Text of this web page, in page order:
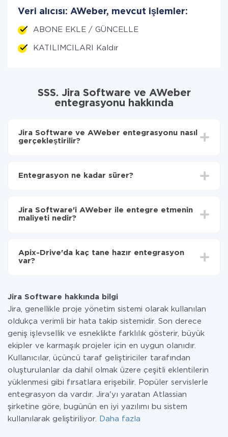
Veri alıcısı: AWeber, mevcut işlemler:
ABONE EKLE / GÜNCELLE
KATILIMCILARI Kaldır
SSS. Jira Software ve AWeber
entegrasyonu hakkında
Jira Software ve AWeber entegrasyonu nasıl
gerçekleştirilir?
aktarılacağını seçin
AWeber'ye aktarılacaktır.
Entegrasyon ne kadar sürer?
olarak, 10-15 dakika sürer.
Jira Software'i AWeber ile entegre etmenin
maliyeti nedir?
Hizmetimiz aracılığıyla yalnızca bir sisteminizden
diğerine aktarılan veri miktarı için ödeme yaparsınız.
Apix-Drive'da kaç tane hazır entegrasyon
var?
Jira Software hakkında bilgi
Jira, genellikle proje yönetim sistemi olarak kullanılan
oldukça verimli bir hata takip sistemidir. Son derece
geniş işlevsellik ve esneklikte farklılık gösterir, büyük
ekipler ve karmaşık projeler için en uygun olanıdır.
Kullanıcılar, üçüncü taraf geliştiriciler tarafından
oluşturulanlar da dahil olmak üzere çeşitli eklentilerin
yüklenmesi gibi fırsatlara erişebilir. Popüler servislerle
entegrasyon da vardır. Jira'yı yaratan Atlassian
şirketine göre, bugünün en iyi yazılımı bu sistem
kullanılarak geliştiriliyor.
Daha fazla